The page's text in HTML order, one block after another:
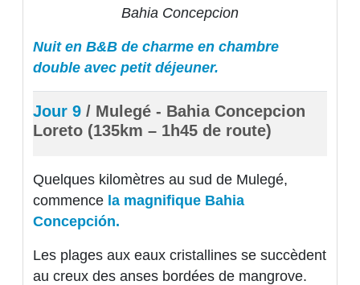
Bahia Concepcion
Nuit en B&B de charme en chambre
double avec petit déjeuner.
Jour 9 / Mulegé - Bahia Concepcion
Loreto (135km – 1h45 de route)
Quelques kilomètres au sud de Mulegé,
commence la magnifique Bahia
Concepción.
Les plages aux eaux cristallines se succèdent
au creux des anses bordées de mangrove.